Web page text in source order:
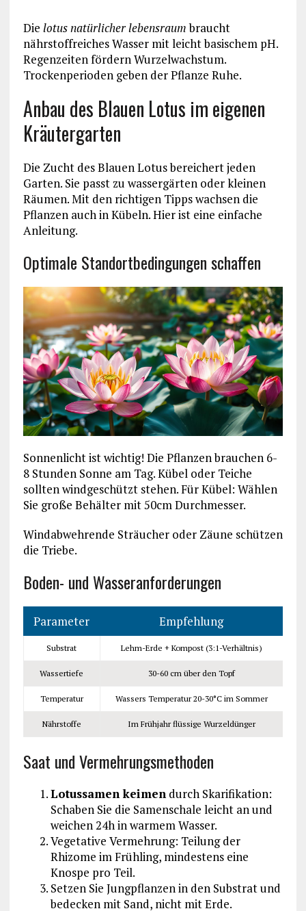
Die lotus natürlicher lebensraumbraucht
nährstoffreiches Wasser mit leicht basischem pH.
Regenzeiten fördern Wurzelwachstum.
Trockenperioden geben der Pflanze Ruhe.
Anbau des Blauen Lotus im eigenen
Kräutergarten
Die Zucht des Blauen Lotus bereichert jeden
Garten. Sie passt zu wassergärten oder kleinen
Räumen. Mit den richtigen Tipps wachsen die
Pflanzen auch in Kübeln. Hier ist eine einfache
Anleitung.
Optimale Standortbedingungen schaffen
Sonnenlicht ist wichtig! Die Pflanzen brauchen 6-
8 Stunden Sonne am Tag. Kübel oder Teiche
sollten windgeschützt stehen. Für Kübel: Wählen
Sie große Behälter mit 50cm Durchmesser.
Windabwehrende Sträucher oder Zäune schützen
die Triebe.
Boden- und Wasseranforderungen
Parameter Empfehlung
Substrat Lehm-Erde + Kompost (3:1-Verhältnis)
Wassertiefe 30-60 cm über den Topf
Temperatur Wassers Temperatur 20-30°C im Sommer
Nährstoffe Im Frühjahr flüssige Wurzeldünger
Saat und Vermehrungsmethoden
Lotussamen keimen durch Skarifikation:
Schaben Sie die Samenschale leicht an und
weichen 24h in warmem Wasser.
Vegetative Vermehrung: Teilung der
Rhizome im Frühling, mindestens eine
Knospe pro Teil.
Setzen Sie Jungpflanzen in den Substrat und
bedecken mit Sand, nicht mit Erde.